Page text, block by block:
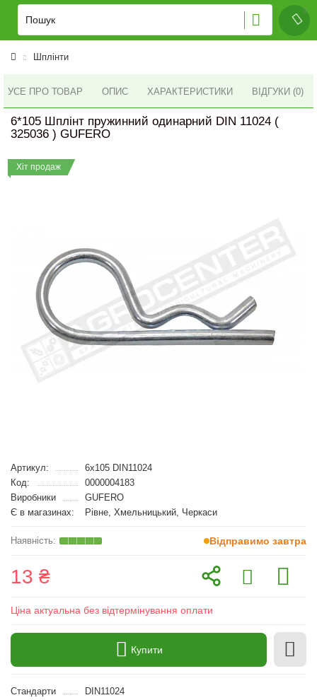
Шплінти
УСЕ ПРО ТОВАР ОПИС ХАРАКТЕРИСТИКИ ВІДГУКИ (0)
6*105 Шплінт пружинний одинарний DIN 11024 (
325036 ) GUFERO
Хіт продаж
Артикул:
6x105 DIN11024
Код:
0000004183
Виробники
GUFERO
Є в магазинах:
Рівне, Хмельницький, Черкаси
Відправимо завтра
13 ₴
Ціна актуальна без відтермінування оплати
Купити
Стандарти
DIN11024